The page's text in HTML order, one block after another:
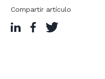
Compartir artículo